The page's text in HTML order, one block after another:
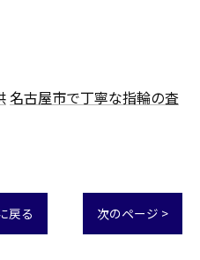
名古屋市で丁寧な指輪の査
戻る 次のページ >